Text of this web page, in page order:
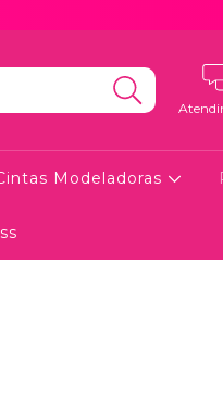
Modeladoras